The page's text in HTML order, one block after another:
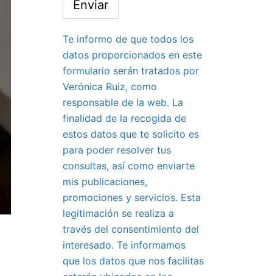
Te informo de que todos los
datos proporcionados en este
formulario serán tratados por
Verónica Ruiz, como
responsable de la web. La
finalidad de la recogida de
estos datos que te solicito es
para poder resolver tus
consultas, así como enviarte
mis publicaciones,
promociones y servicios. Esta
legitimación se realiza a
través del consentimiento del
interesado. Te informamos
que los datos que nos facilitas